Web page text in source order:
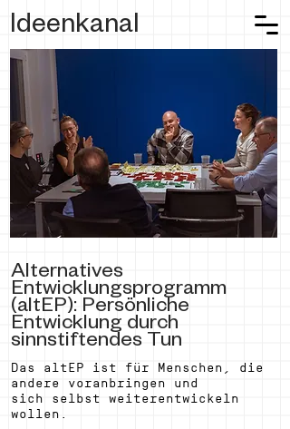
Ideenkanal
Alternatives
Entwicklungsprogramm
(altEP): Persönliche
Entwicklung durch
sinnstiftendes Tun
Das altEP ist für Menschen, die
andere voranbringen und
sich selbst weiterentwickeln
wollen.